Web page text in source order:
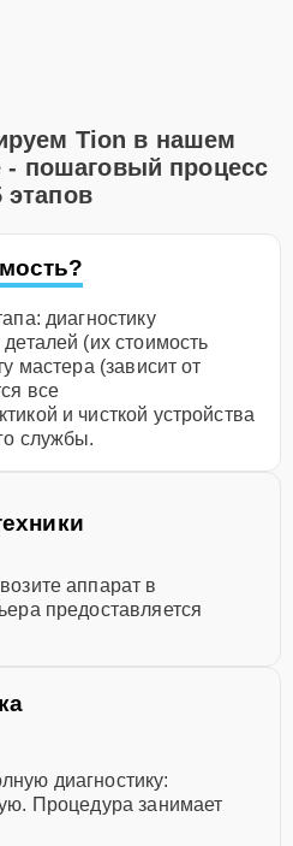
Tion в нашем
- пошаговый процесс
этапов
диагностику
(их стоимость
мастера (зависит от
все
и чисткой устройства
службы.
аппарат в
предоставляется
диагностику:
Процедура занимает